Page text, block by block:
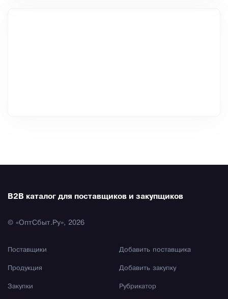
B2B каталог для поставщиков и закупщиков
© «ОптСбыт.Ру», 2026
Поставщики
Продукция
Закупки
Добавить поставщика
Добавить закупку
Рубрикатор